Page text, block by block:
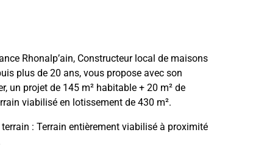
Rhonalp’ain, Constructeur local de maisons
plus de 20 ans, vous propose avec son
un projet de 145 m² habitable + 20 m² de
viabilisé en lotissement de 430 m².
: Terrain entièrement viabilisé à proximité